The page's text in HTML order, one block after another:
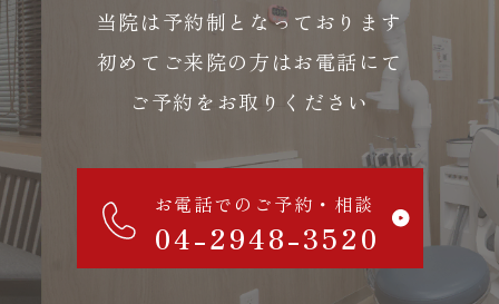
当院は予約制となっております
初めてご来院の方はお電話にて
ご予約をお取りください
お電話でのご予約・相談
04-2948-3520